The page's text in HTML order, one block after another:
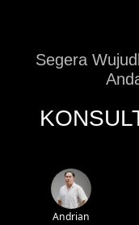
Segera
Andrian